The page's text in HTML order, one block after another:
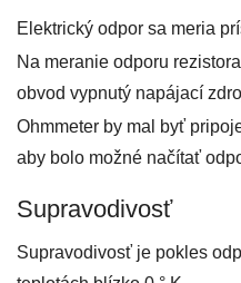
Elektrický odpor sa meria
Na meranie odporu
obvod vypnutý napájací
Ohmmeter by mal byť
aby bolo možné načítať
Supravodivosť
Supravodivosť je pokles